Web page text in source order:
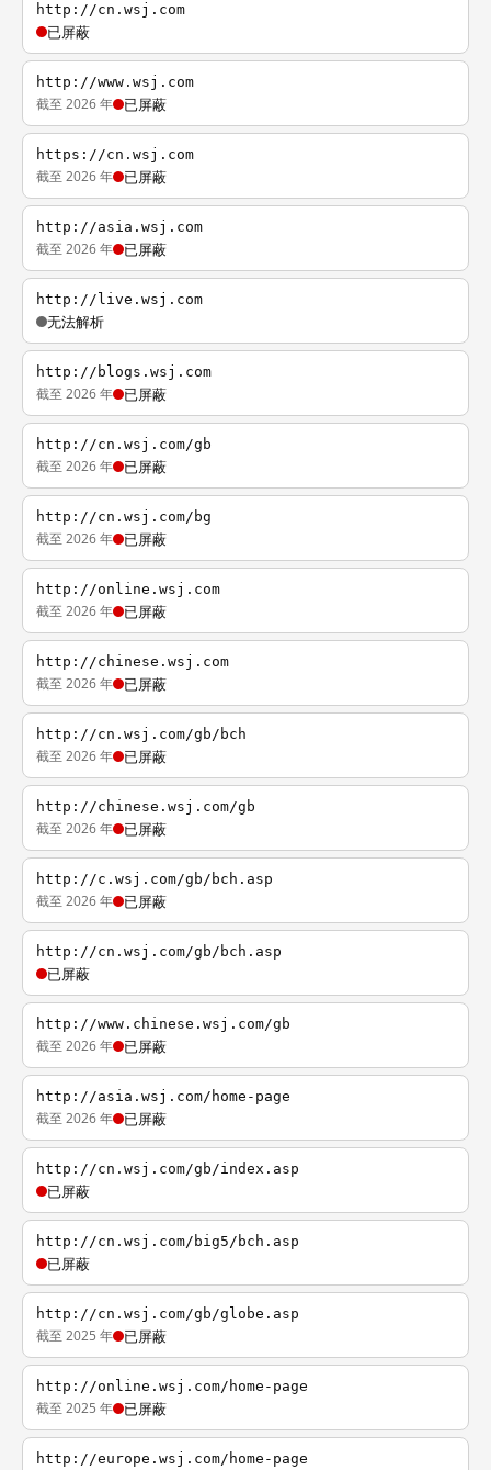
http://cn.wsj.com
已屏蔽
http://www.wsj.com
截至 2026 年 已屏蔽
https://cn.wsj.com
截至 2026 年 已屏蔽
http://asia.wsj.com
截至 2026 年 已屏蔽
http://live.wsj.com
无法解析
http://blogs.wsj.com
截至 2026 年 已屏蔽
http://cn.wsj.com/gb
截至 2026 年 已屏蔽
http://cn.wsj.com/bg
截至 2026 年 已屏蔽
http://online.wsj.com
截至 2026 年 已屏蔽
http://chinese.wsj.com
截至 2026 年 已屏蔽
http://cn.wsj.com/gb/bch
截至 2026 年 已屏蔽
http://chinese.wsj.com/gb
截至 2026 年 已屏蔽
http://c.wsj.com/gb/bch.asp
截至 2026 年 已屏蔽
http://cn.wsj.com/gb/bch.asp
已屏蔽
http://www.chinese.wsj.com/gb
截至 2026 年 已屏蔽
http://asia.wsj.com/home-page
截至 2026 年 已屏蔽
http://cn.wsj.com/gb/index.asp
已屏蔽
http://cn.wsj.com/big5/bch.asp
已屏蔽
http://cn.wsj.com/gb/globe.asp
截至 2025 年 已屏蔽
http://online.wsj.com/home-page
截至 2025 年 已屏蔽
http://europe.wsj.com/home-page